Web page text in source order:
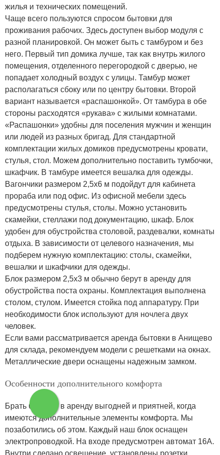
жилья и технических помещений.
Чаще всего пользуются спросом бытовки для
проживания рабочих. Здесь доступен выбор модуля с
разной планировкой. Он может быть с тамбуром и без
него. Первый тип домика лучше, так как внутрь жилого
помещения, отделенного перегородкой с дверью, не
попадает холодный воздух с улицы. Тамбур может
располагаться сбоку или по центру бытовки. Второй
вариант называется «распашонкой». От тамбура в обе
стороны расходятся «рукава» с жилыми комнатами.
«Распашонки» удобны для поселения мужчин и женщин
или людей из разных бригад. Для стандартной
комплектации жилых домиков предусмотрены кровати,
стулья, стол. Можем дополнительно поставить тумбочки,
шкафчик. В тамбуре имеется вешалка для одежды.
Вагончики размером 2,5х6 м подойдут для кабинета
прораба или под офис. Из офисной мебели здесь
предусмотрены стулья, столы. Можно установить
скамейки, стеллажи под документацию, шкаф. Блок
удобен для обустройства столовой, раздевалки, комнаты
отдыха. В зависимости от целевого назначения, мы
подберем нужную комплектацию: столы, скамейки,
вешалки и шкафчики для одежды.
Блок размером 2,5х3 м обычно берут в аренду для
обустройства поста охраны. Комплектация выполнена
столом, стулом. Имеется стойка под аппаратуру. При
необходимости блок используют для ночлега двух
человек.
Если вами рассматривается аренда бытовки в Анищево
для склада, рекомендуем модели с решетками на окнах.
Металлические двери оснащены надежным замком.
Особенности дополнительного комфорта
Брать бытовку в аренду выгодней и приятней, когда
имеются дополнительные элементы комфорта. Мы
позаботились об этом. Каждый наш блок оснащен
электропроводкой. На входе предусмотрен автомат 16А.